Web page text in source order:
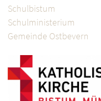
Schulbistum
Schulministerium
Gemeinde Ostbevern